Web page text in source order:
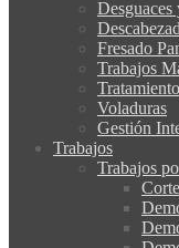
Desguaces
Fresado
Trabajos
Voladuras
Gestión
Trabajos
Trabajos